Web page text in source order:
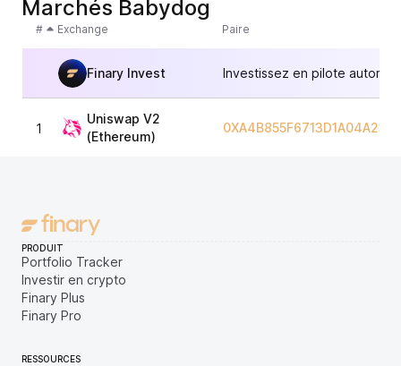
Marchés Babydog
# Exchange Paire
Finary Invest Investissez en pilote
1
Uniswap V2
(Ethereum)
PRODUIT
Portfolio Tracker
Investir en crypto
Finary Plus
Finary Pro
RESSOURCES